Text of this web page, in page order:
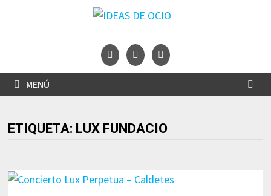
MENÚ
ETIQUETA: LUX FUNDACIO